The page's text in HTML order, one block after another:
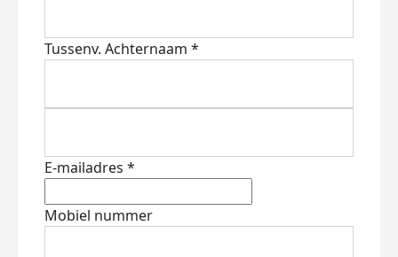
Tussenv. Achternaam *
E-mailadres *
Mobiel nummer